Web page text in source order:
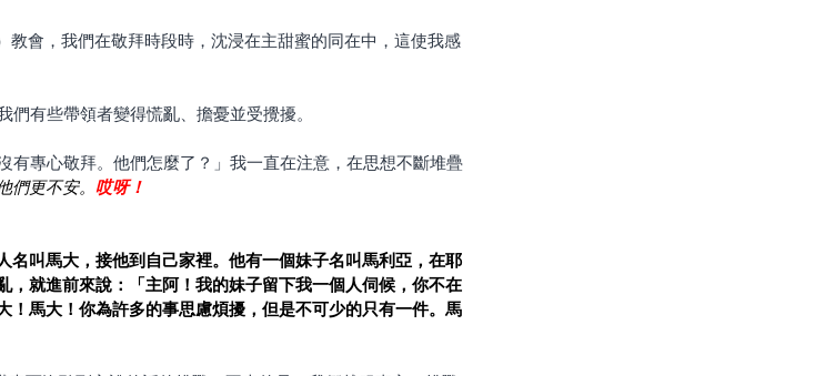
們有些帶領者變得慌亂、擔憂並受攪擾。
們更不安。 哎呀！
叫馬大，接他到自己家裡。他有一個妹子名叫馬利亞，在耶
就進前來說：「主阿！我的妹子留下我一個人伺候，你不在
馬大！你為許多的事思慮煩擾，但是不可少的只有一件。馬